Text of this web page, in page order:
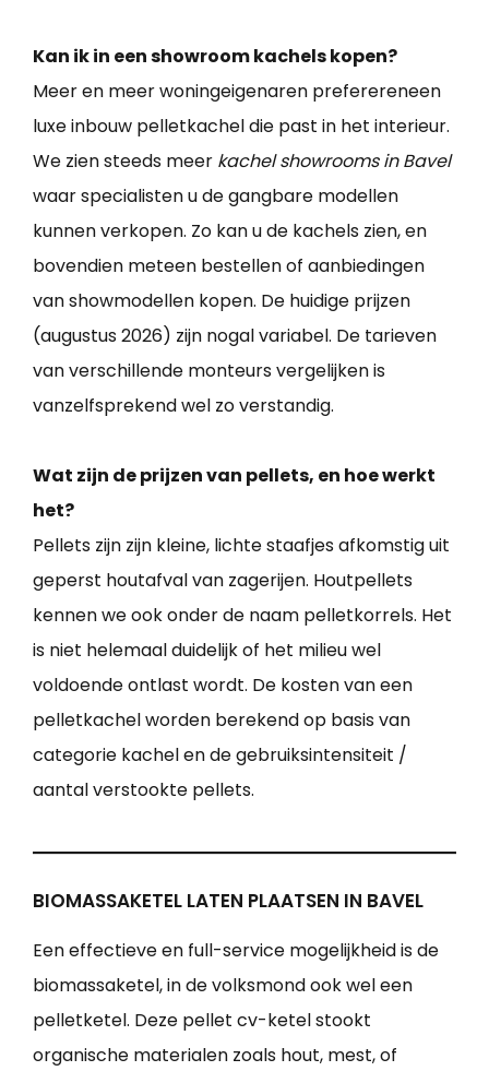
Kan ik in een showroom kachels kopen?
Meer en meer woningeigenaren preferereneen
luxe inbouw pelletkachel die past in het interieur.
We zien steeds meer kachel showrooms in Bavel
waar specialisten u de gangbare modellen
kunnen verkopen. Zo kan u de kachels zien, en
bovendien meteen bestellen of aanbiedingen
van showmodellen kopen. De huidige prijzen
(augustus 2026) zijn nogal variabel. De tarieven
van verschillende monteurs vergelijken is
vanzelfsprekend wel zo verstandig.
Wat zijn de prijzen van pellets, en hoe werkt
het?
Pellets zijn zijn kleine, lichte staafjes afkomstig uit
geperst houtafval van zagerijen. Houtpellets
kennen we ook onder de naam pelletkorrels. Het
is niet helemaal duidelijk of het milieu wel
voldoende ontlast wordt. De kosten van een
pelletkachel worden berekend op basis van
categorie kachel en de gebruiksintensiteit /
aantal verstookte pellets.
BIOMASSAKETEL LATEN PLAATSEN IN BAVEL
Een effectieve en full-service mogelijkheid is de
biomassaketel, in de volksmond ook wel een
pelletketel. Deze pellet cv-ketel stookt
organische materialen zoals hout, mest, of